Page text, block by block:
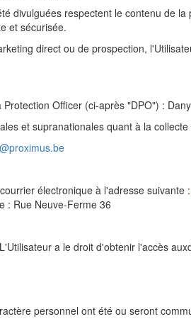
divulguées respectent le contenu de
et sécurisée.
direct ou de prospection,
Officer (ci-après "DPO") :
et supranationales quant à la
électronique à l'adresse suivante :
: Rue Neuve-Ferme 36
a le droit d'obtenir l'accès
personnel ont été ou seront